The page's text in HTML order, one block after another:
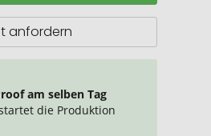
anfordern
am selben Tag
die Produktion